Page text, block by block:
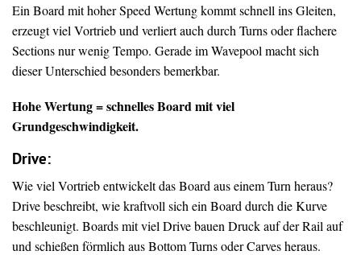
Ein Board mit hoher Speed Wertung kommt schnell ins Gleiten,
erzeugt viel Vortrieb und verliert auch durch Turns oder flachere
Sections nur wenig Tempo. Gerade im Wavepool macht sich
dieser Unterschied besonders bemerkbar.
Hohe Wertung = schnelles Board mit viel
Grundgeschwindigkeit.
Drive:
Wie viel Vortrieb entwickelt das Board aus einem Turn heraus?
Drive beschreibt, wie kraftvoll sich ein Board durch die Kurve
beschleunigt. Boards mit viel Drive bauen Druck auf der Rail auf
und schießen förmlich aus Bottom Turns oder Carves heraus.